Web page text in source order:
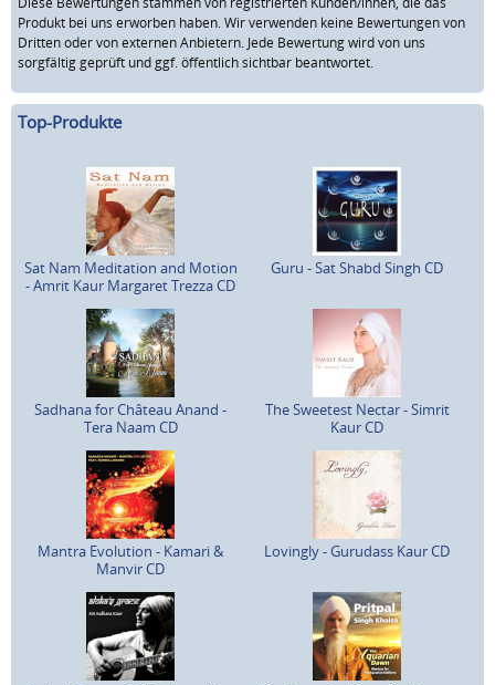
Produkt bei uns erworben haben. Wir verwenden keine Bewertungen von
Dritten oder von externen Anbietern. Jede Bewertung wird von uns
sorgfältig geprüft und ggf. öffentlich sichtbar beantwortet.
Top-Produkte
Sat Nam Meditation and Motion
- Amrit Kaur Margaret Trezza CD
Guru - Sat Shabd Singh CD
Sadhana for Château Anand -
Tera Naam CD
The Sweetest Nectar - Simrit
Kaur CD
Mantra Evolution - Kamari &
Manvir CD
Lovingly - Gurudass Kaur CD